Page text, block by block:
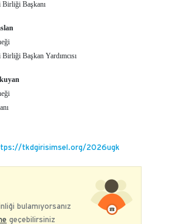
Başkanı
Başkan Yardımcısı
tkdgirisimsel.org/2026ugk
bulamıyorsanız
geçebilirsiniz